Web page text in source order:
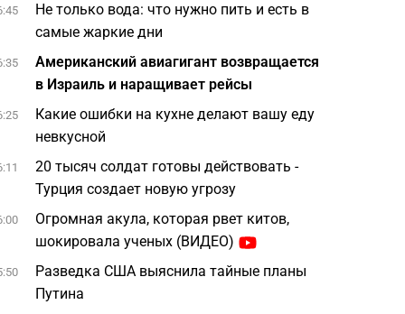
Не только вода: что нужно пить и есть в
самые жаркие дни
Американский авиагигант возвращается
в Израиль и наращивает рейсы
Какие ошибки на кухне делают вашу еду
невкусной
20 тысяч солдат готовы действовать -
Турция создает новую угрозу
Огромная акула, которая рвет китов,
шокировала ученых (ВИДЕО)
Разведка США выяснила тайные планы
Путина